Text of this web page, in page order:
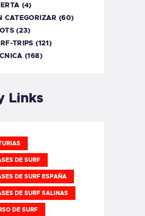
(4)
CATEGORIZAR (60)
(23)
TRIPS (121)
(168)
Links
DE SURF
DE SURF ESPAÑA
DE SURF SALINAS
DE SURF